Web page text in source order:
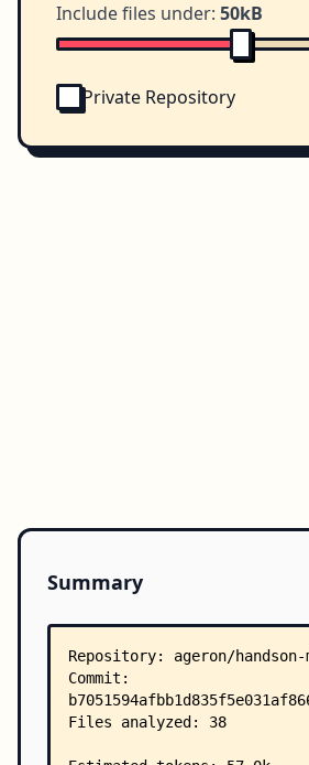
Include files under: 50kB
Private Repository
Summary